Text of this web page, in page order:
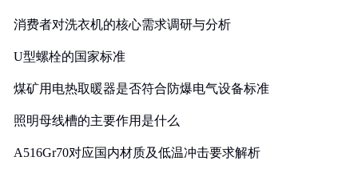
消费者对洗衣机的核心需求调研与分析
U型螺栓的国家标准
煤矿用电热取暖器是否符合防爆电气设备标准
照明母线槽的主要作用是什么
A516Gr70对应国内材质及低温冲击要求解析